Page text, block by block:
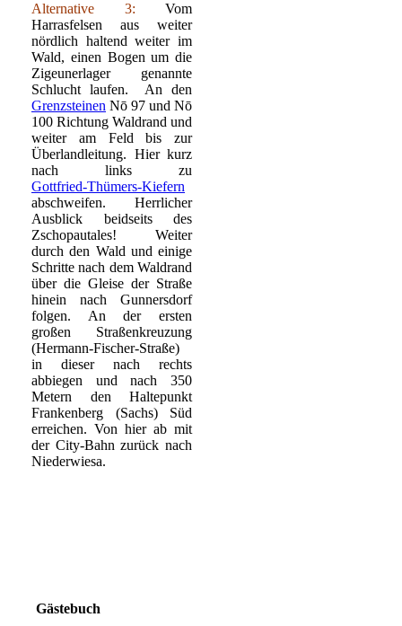
Alternative 3: Vom
Harrasfelsen aus weiter
nördlich haltend weiter im
Wald, einen Bogen um die
Zigeunerlager genannte
Schlucht laufen. An den
Grenzsteinen Nō 97 und Nō
100 Richtung Waldrand und
weiter am Feld bis zur
Überlandleitung. Hier kurz
nach links zu
Gottfried-Thümers-Kiefern
abschweifen. Herrlicher
Ausblick beidseits des
Zschopautales! Weiter
durch den Wald und einige
Schritte nach dem Waldrand
über die Gleise der Straße
hinein nach Gunnersdorf
folgen. An der ersten
großen Straßenkreuzung
(Hermann-Fischer-Straße)
in dieser nach rechts
abbiegen und nach 350
Metern den Haltepunkt
Frankenberg (Sachs) Süd
erreichen. Von hier ab mit
der City-Bahn zurück nach
Niederwiesa.
Gästebuch